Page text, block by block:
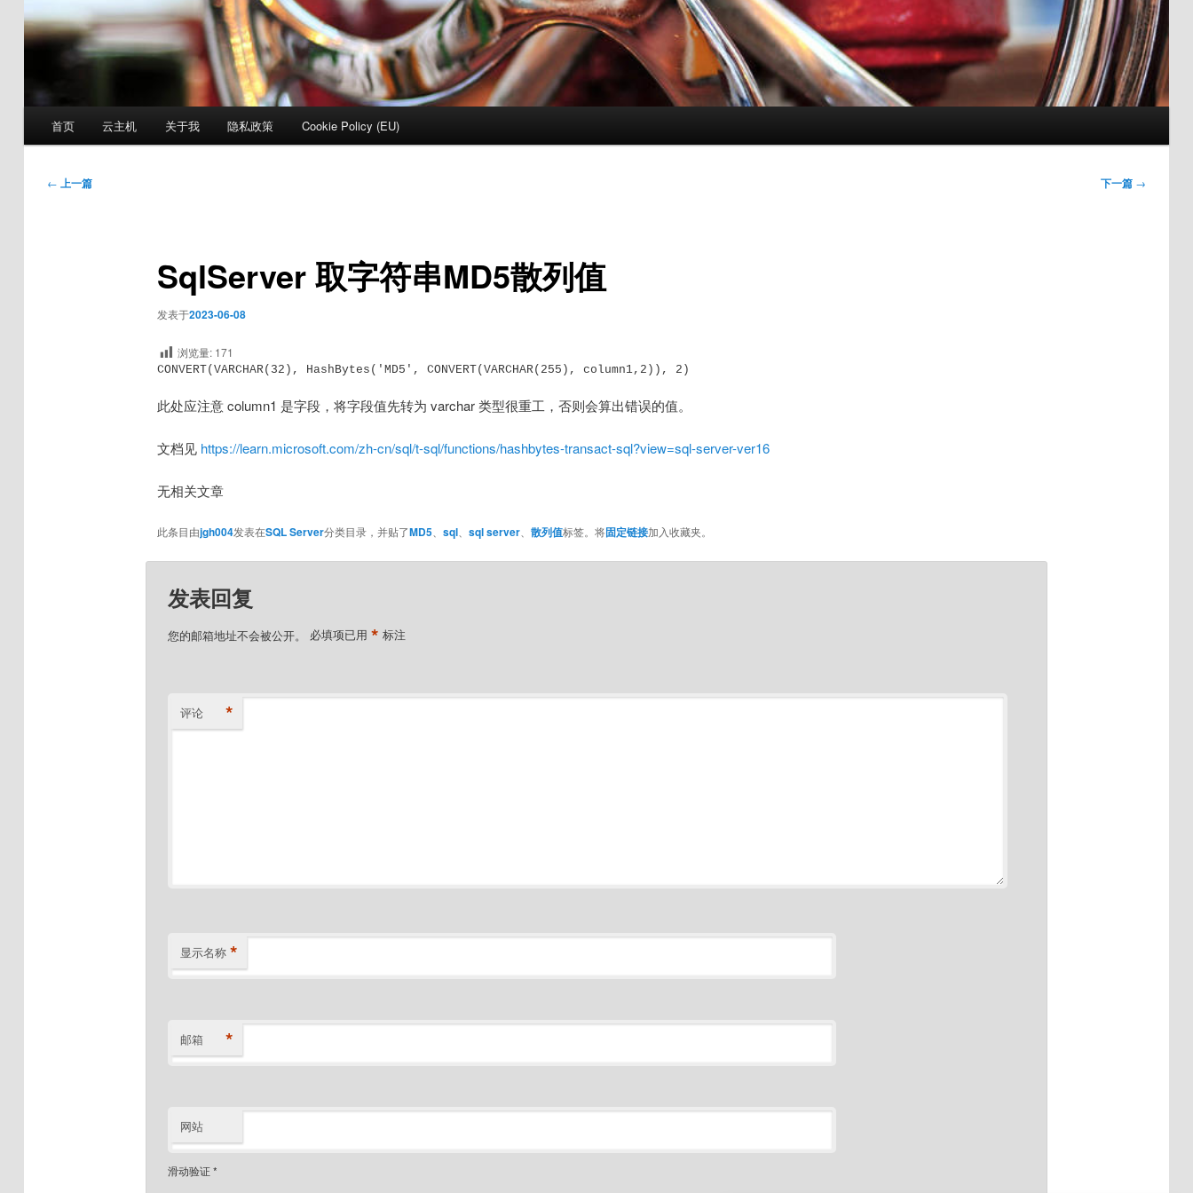
首页 云主机 关于我 隐私政策 Cookie Policy (EU)
文
← 上一篇 下一篇 →
SqlServer 取字符串MD5散列值
发表于2023-06-08
浏览量: 171
CONVERT(VARCHAR(32), HashBytes('MD5', CONVERT(VARCHAR(255), column1,2)), 2)
此处应注意 column1 是字段，将字段值先转为 varchar 类型很重工，否则会算出错误的值。
文档见 https://learn.microsoft.com/zh-cn/sql/t-sql/functions/hashbytes-transact-sql?view=sql-server-ver16
无相关文章
此条目由jgh004发表在SQL Server分类目录，并贴了MD5、 sql、 sql server、 散列值标签。将固定链接加入收藏夹。
发表回复
您的邮箱地址不会被公开。 必填项已用 * 标注
评论 *
显示名称 *
邮箱 *
网站
滑动验证*